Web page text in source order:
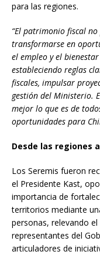
para las regiones.
“El patrimonio fiscal
transformarse en
el empleo y el
estableciendo reglas
fiscales, impulsar
gestión del Ministerio.
mejor lo que es de
oportunidades para
Desde las regiones
Los Seremis fueron
el Presidente Kast,
importancia de
territorios mediante
personas, relevando
representantes del
articuladores de